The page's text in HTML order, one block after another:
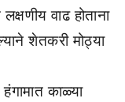
वाढ होताना
शेतकरी मोठ्या
काळ्या